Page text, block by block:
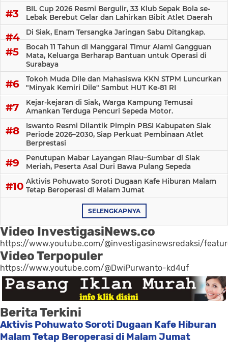
BIL Cup 2026 Resmi Bergulir, 33 Klub Sepak Bola se-
Lebak Berebut Gelar dan Lahirkan Bibit Atlet Daerah
Di Siak, Enam Tersangka Jaringan Sabu Ditangkap.
Bocah 11 Tahun di Manggarai Timur Alami Gangguan
Mata, Keluarga Berharap Bantuan untuk Operasi di
Surabaya
Tokoh Muda Dile dan Mahasiswa KKN STPM Luncurkan
"Minyak Kemiri Dile" Sambut HUT Ke-81 RI
Kejar-kejaran di Siak, Warga Kampung Temusai
Amankan Terduga Pencuri Sepeda Motor.
Iswanto Resmi Dilantik Pimpin PBSI Kabupaten Siak
Periode 2026–2030, Siap Perkuat Pembinaan Atlet
Berprestasi
Penutupan Mabar Layangan Riau–Sumbar di Siak
Meriah, Peserta Asal Duri Bawa Pulang Sepeda
Aktivis Pohuwato Soroti Dugaan Kafe Hiburan Malam
Tetap Beroperasi di Malam Jumat
SELENGKAPNYA
Video InvestigasiNews.co
https://www.youtube.com/@investigasinewsredaksi/
Video Terpopuler
https://www.youtube.com/@DwiPurwanto-kd4uf
Berita Terkini
Aktivis Pohuwato Soroti Dugaan Kafe Hiburan
Malam Tetap Beroperasi di Malam Jumat